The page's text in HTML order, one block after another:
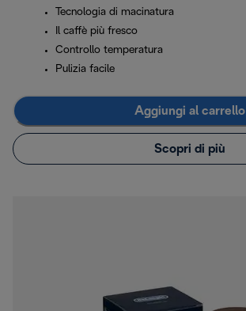
Tecnologia di macinatura
Il caffè più fresco
Controllo temperatura
Pulizia facile
Aggiungi al carrello
Scopri di più